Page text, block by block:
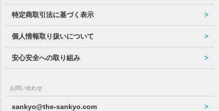
特定商取引法に基づく表示
個人情報取り扱いについて
安心安全への取り組み
お問い合わせ
sankyo@the-sankyo.com